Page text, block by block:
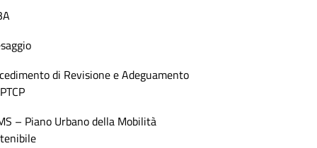
di Revisione e Adeguamento
– Piano Urbano della Mobilità